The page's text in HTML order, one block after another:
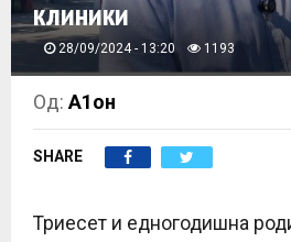
Y
M
E
N
клиники
28/09/2024 - 13:20 1193
Од:А1он
SHARE
Триесет и едногодишна